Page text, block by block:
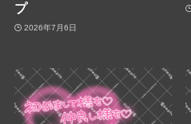
プ
2026年7月6日